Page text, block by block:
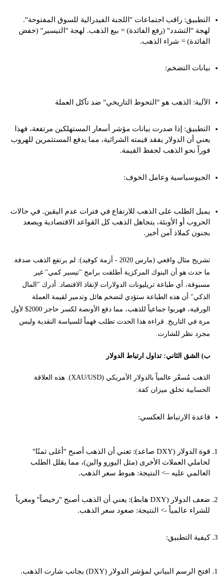
التطبيق: راقب اجتماعات "اللجنة الفيدرالية للسوق المفتوحة".
لهجة "التشدد" (رفع الفائدة) = بيع الذهب. لهجة "التيسير" (خفض
الفائدة) = شراء الذهب.
بيانات التضخم:
الآلية: الذهب هو "التحوط التاريخي" ضد تآكل العملة
التطبيق: إذا صدرت بيانات مؤشر أسعار المستهلكين مرتفعة، فهذا
يعني أن الدولار يفقد قيمته الشرائية، مما يدفع المستثمرين للهروب
فوراً نحو الذهب لحفظ القيمة.
الجيوسياسية وعامل الخوف:
يميل الطلب على الذهب للارتفاع في فترات عدم اليقين. في حالات
الحروب أو الأوبئة، يتجاهل الذهب كل القواعد الاقتصادية ويصعد
بجنون كملاذ آمن أخير.
تشريح مثال واقعي (مارس 2020 - أزمة كوفيد): لم يرتفع الذهب صدفة.
ما حدث هو أن البنوك المركزية أطلقت برامج "تيسير كمي" غير
مسبوقة، أي طباعة تريليونات الدولارات لإنقاذ الاقتصاد. أدرك "المال
الذكي" أن هذه الطباعة ستؤدي لتضخم هائل وتدمير لقيمة العملة
الورقية، فهربوا جماعياً للذهب، مما دفع الأونصة لكسر حاجز 2000$ لأول
مرة في التاريخ. قراءة هذا الحدث تطلب فهماً للسياسة النقدية وليس
مجرد نظر للشارت.
ب) الشق الثاني: تداول ارتباط الدولار
الذهب مُسعّر عالمياً بالدولار الأمريكي (XAU/USD). هذه العلاقة
الحسابية تخلق ميزان كفة:
قاعدة الارتباط العكسي:
قوة الدولار (DXY صاعد): تعني أن الذهب أصبح "أغلى ثمنًا"
لحاملي العملات الأخرى (مثل اليورو والين)، مما يقلل الطلب
العالمي عليه –> النتيجة: هبوط سعر الذهب.
ضعف الدولار (DXY هابط): يعني أن الذهب أصبح "رخيصاً" ومغرياً
للشراء عالمياً -> النتيجة: صعود سعر الذهب.
كيفية التطبيق:
افتح الرسم البياني لمؤشر الدولار (DXY) بجانب شارت الذهب.